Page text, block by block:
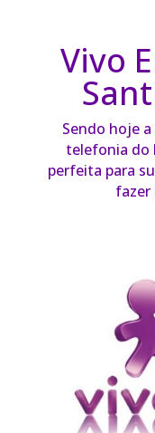
Vivo
Sendo hoje
telefonia do
perfeita para
fazer